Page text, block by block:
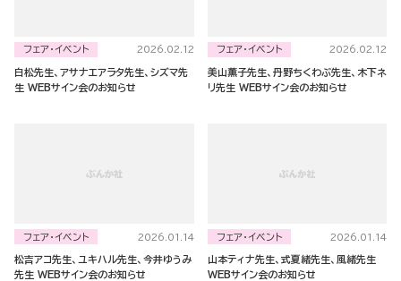
フェア・イベント 2026.02.12
白松先生、アサナエアラタ先生、シズマ先
生 WEBサイン会のお知らせ
フェア・イベント 2026.02.12
美山薫子先生、丹野ちくわぶ先生、木下ネ
リ先生 WEBサイン会のお知らせ
フェア・イベント 2026.01.14
松吉アコ先生、ユキハル先生、今井ゆうみ
先生 WEBサイン会のお知らせ
フェア・イベント 2026.01.14
山本ティナ先生、式夏緒先生、風緒先生
WEBサイン会のお知らせ